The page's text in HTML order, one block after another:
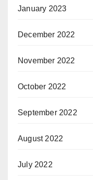
January 2023
December 2022
November 2022
October 2022
September 2022
August 2022
July 2022